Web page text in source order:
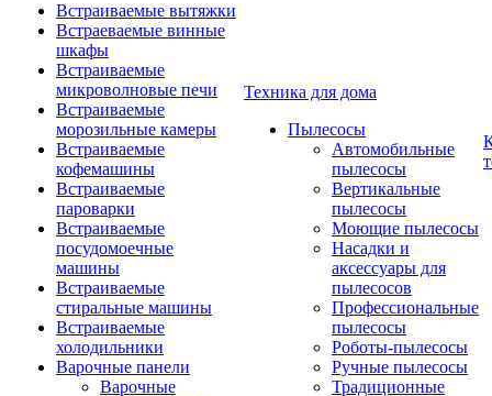
Встраиваемые вытяжки
Встраеваемые винные
шкафы
Встраиваемые
микроволновые печи
Встраиваемые
морозильные камеры
Встраиваемые
кофемашины
Встраиваемые
пароварки
Встраиваемые
посудомоечные
машины
Встраиваемые
стиральные машины
Встраиваемые
холодильники
Варочные панели
Варочные
Техника для дома
Пылесосы
Автомобильные
пылесосы
Вертикальные
пылесосы
Моющие пылесосы
Насадки и
аксессуары для
пылесосов
Профессиональные
пылесосы
Роботы-пылесосы
Ручные пылесосы
Традиционные